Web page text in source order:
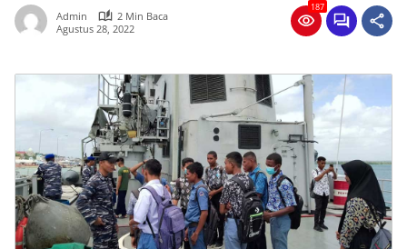
Admin
2 Min Baca
Agustus 28, 2022
187